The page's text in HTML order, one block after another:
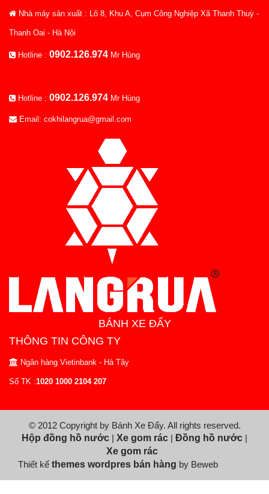
Nhà máy sản xuất : Lô 8, Khu A, Cụm Công Nghiệp Xã Thanh Thuỳ -
Thanh Oai - Hà Nội
Hotline : 0902.126.974 Mr Hùng
Hotline : 0902.126.974 Mr Hùng
Email: cokhilangrua@gmail.com
BÁNH XE ĐẨY
THÔNG TIN CÔNG TY
Ngân hàng Vietinbank - Hà Tây
Số TK :1020 1000 2104 207
© 2012 Copyright by Bánh Xe Đẩy. All rights reserved.
Hộp đồng hồ nước | Xe gom rác | Đồng hồ nước |
Xe gom rác
Thiết kế themes wordpres bán hàng by Beweb